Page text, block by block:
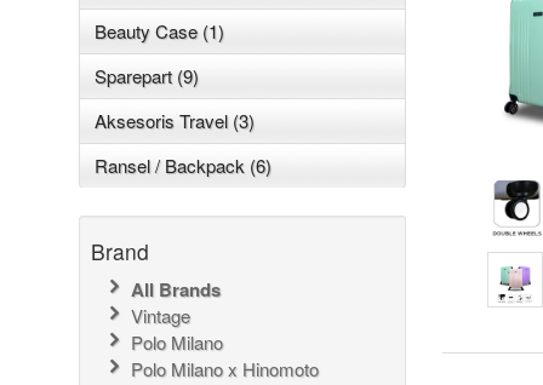
Beauty Case (1)
Sparepart (9)
Aksesoris Travel (3)
Ransel / Backpack (6)
Brand
All Brands
Vintage
Polo Milano
Polo Milano x Hinomoto